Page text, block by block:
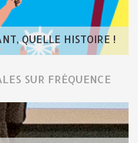
QUELLE HISTOIRE !
SUR FRÉQUENCE